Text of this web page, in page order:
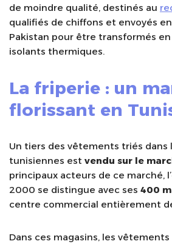
de moindre qualité, destinés au
qualifiés de chiffons et envoyés
Pakistan pour être transformés
isolants thermiques.
La friperie : un
florissant en
Un tiers des vêtements triés dans
tunisiennes est vendu sur le
principaux acteurs de ce marché,
2000 se distingue avec ses 400
centre commercial entièrement
Dans ces magasins, les